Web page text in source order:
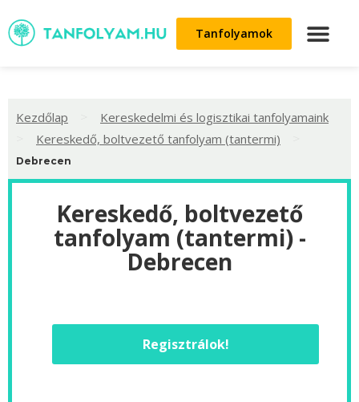
Tanfolyamok
Kezdőlap Kereskedelmi és logisztikai tanfolyamaink
Kereskedő, boltvezető tanfolyam (tantermi)
Debrecen
Kereskedő, boltvezető
tanfolyam (tantermi) -
Debrecen
Regisztrálok!